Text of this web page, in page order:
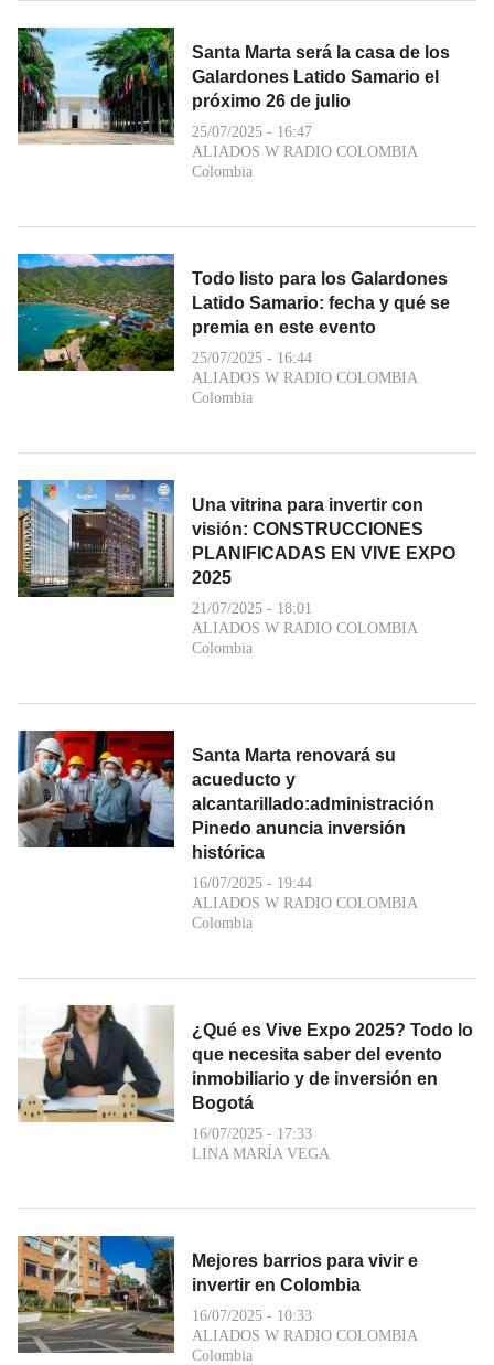
Santa Marta será la casa de los
Galardones Latido Samario el
próximo 26 de julio
25/07/2025 - 16:47
ALIADOS W RADIO COLOMBIA
Colombia
Todo listo para los Galardones
Latido Samario: fecha y qué se
premia en este evento
25/07/2025 - 16:44
ALIADOS W RADIO COLOMBIA
Colombia
Una vitrina para invertir con
visión: CONSTRUCCIONES
PLANIFICADAS EN VIVE EXPO
2025
21/07/2025 - 18:01
ALIADOS W RADIO COLOMBIA
Colombia
Santa Marta renovará su
acueducto y
alcantarillado:administración
Pinedo anuncia inversión
histórica
16/07/2025 - 19:44
ALIADOS W RADIO COLOMBIA
Colombia
¿Qué es Vive Expo 2025? Todo lo
que necesita saber del evento
inmobiliario y de inversión en
Bogotá
16/07/2025 - 17:33
LINA MARÍA VEGA
Mejores barrios para vivir e
invertir en Colombia
16/07/2025 - 10:33
ALIADOS W RADIO COLOMBIA
Colombia